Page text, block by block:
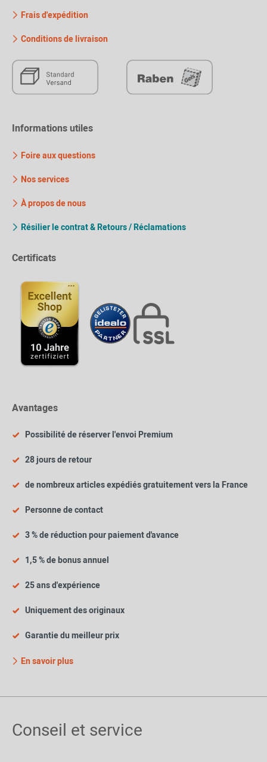
Frais d'expédition
Conditions de livraison
Informations utiles
Foire aux questions
Nos services
À propos de nous
Résilier le contrat & Retours / Réclamations
Certificats
Avantages
Possibilité de réserver l'envoi Premium
28 jours de retour
de nombreux articles expédiés gratuitement vers la France
Personne de contact
3 % de réduction pour paiement d'avance
1,5 % de bonus annuel
25 ans d'expérience
Uniquement des originaux
Garantie du meilleur prix
En savoir plus
Conseil et service